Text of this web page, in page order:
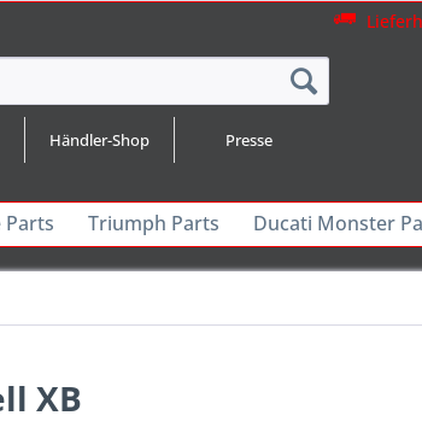
Händler-Shop Presse
Triumph Parts Ducati Monster
XB